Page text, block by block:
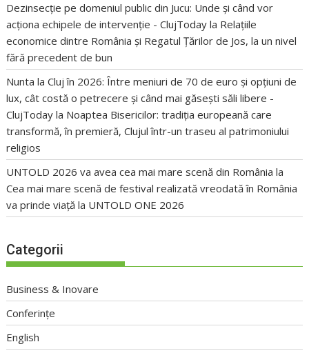
Dezinsecție pe domeniul public din Jucu: Unde și când vor
acționa echipele de intervenție - ClujToday la Relațiile
economice dintre România și Regatul Țărilor de Jos, la un nivel
fără precedent de bun
Nunta la Cluj în 2026: Între meniuri de 70 de euro și opțiuni de
lux, cât costă o petrecere și când mai găsești săli libere -
ClujToday la Noaptea Bisericilor: tradiția europeană care
transformă, în premieră, Clujul într-un traseu al patrimoniului
religios
UNTOLD 2026 va avea cea mai mare scenă din România la
Cea mai mare scenă de festival realizată vreodată în România
va prinde viață la UNTOLD ONE 2026
Categorii
Business & Inovare
Conferințe
English